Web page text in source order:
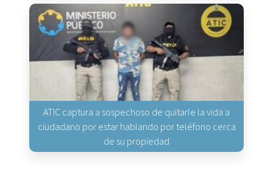
ATIC captura a sospechoso de quitarle la vida a
ciudadano por estar hablando por teléfono cerca
de su propiedad